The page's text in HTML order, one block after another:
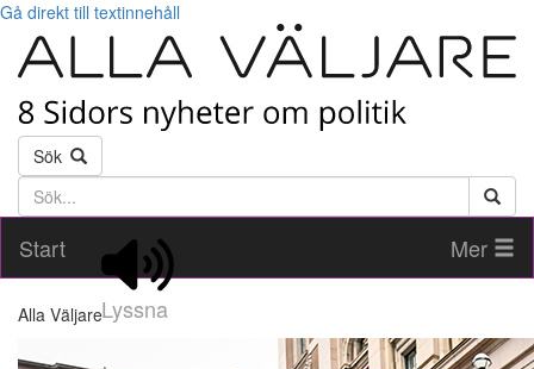
Gå direkt till textinnehåll
Sök
Söktext
Start
Lyssna
Mer
Alla Väljare